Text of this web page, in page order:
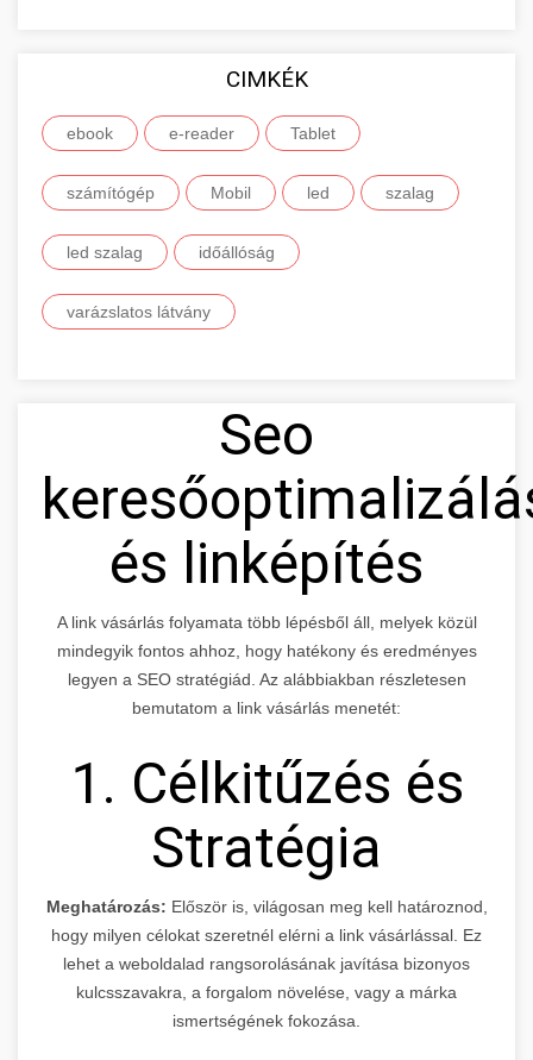
CIMKÉK
ebook e-reader Tablet
számítógép Mobil led szalag
led szalag időállóság
varázslatos látvány
Seo
és linképítés
A link vásárlás folyamata több lépésből áll, melyek közül
mindegyik fontos ahhoz, hogy hatékony és eredményes
legyen a SEO stratégiád. Az alábbiakban részletesen
bemutatom a link vásárlás menetét:
1. Célkitűzés és
Stratégia
Meghatározás: Először is, világosan meg kell határoznod,
hogy milyen célokat szeretnél elérni a link vásárlással. Ez
lehet a weboldalad rangsorolásának javítása bizonyos
kulcsszavakra, a forgalom növelése, vagy a márka
ismertségének fokozása.